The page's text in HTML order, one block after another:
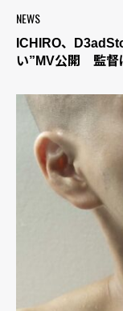
NEWS
ICHIRO、
い”MV公開 監督